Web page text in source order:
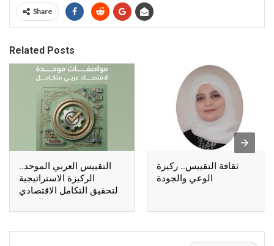
Share
Related Posts
التقييس العربي الموحد..
الركيزة الاستراتيجية
لتحقيق التكامل الاقتصادي
العربي
ثقافة التقييس.. ركيزة
الوعي والجودة